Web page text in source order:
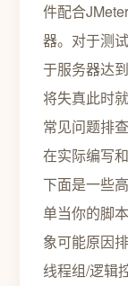
件配合
器。对于测
于服务器达
将失真此时
常见问题排
在实际编写
下面是一些
单当你的脚
象可能原因
线程组/逻辑